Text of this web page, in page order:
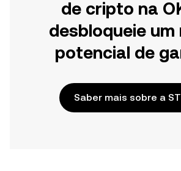
de cripto na
desbloqueie um
potencial de
Saber mais sobre a